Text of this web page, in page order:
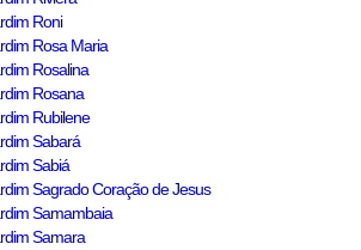
Roni
Rosa Maria
Rosalina
Rosana
Rubilene
Sabará
Sabiá
Sagrado Coração de Jesus
Samambaia
Samara